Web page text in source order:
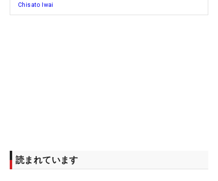
行くのかな…っていう感じでした。予選会近くにな
明愛＆千怜「おお～。ないかな～」
Chisato Iwai
読まれています